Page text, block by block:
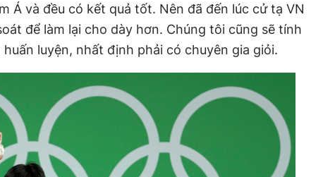
Á và đều có kết quả tốt. Nên đã đến lúc cử tạ VN
để làm lại cho dày hơn. Chúng tôi cũng sẽ tính
luyện, nhất định phải có chuyên gia giỏi.